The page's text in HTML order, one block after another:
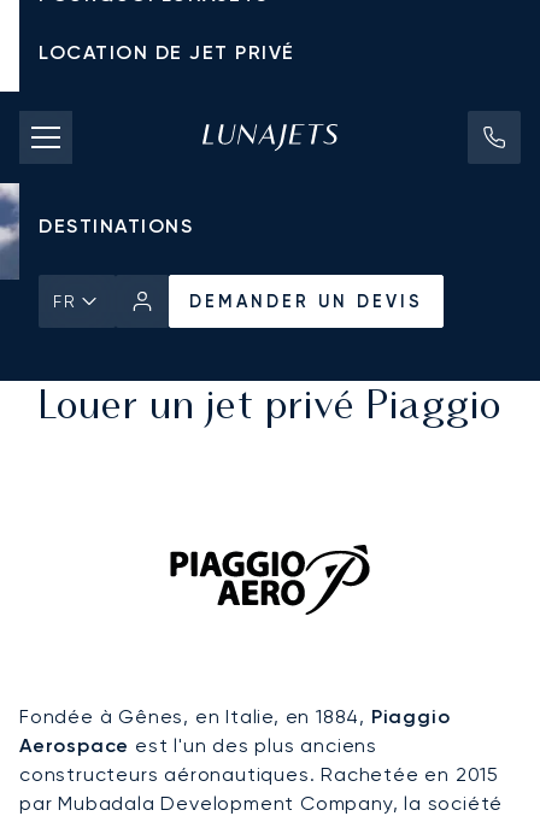
LOCATION DE JET PRIVÉ
TARIFS D'AFFRÈTEMENT
JETS PRIVÉS
DESTINATIONS
FR
DEMANDER UN DEVIS
DEMANDER UN DEVIS
Louer un jet privé Piaggio
Fondée à Gênes, en Italie, en 1884, Piaggio
Aerospace est l'un des plus anciens
constructeurs aéronautiques. Rachetée en 2015
par Mubadala Development Company, la société